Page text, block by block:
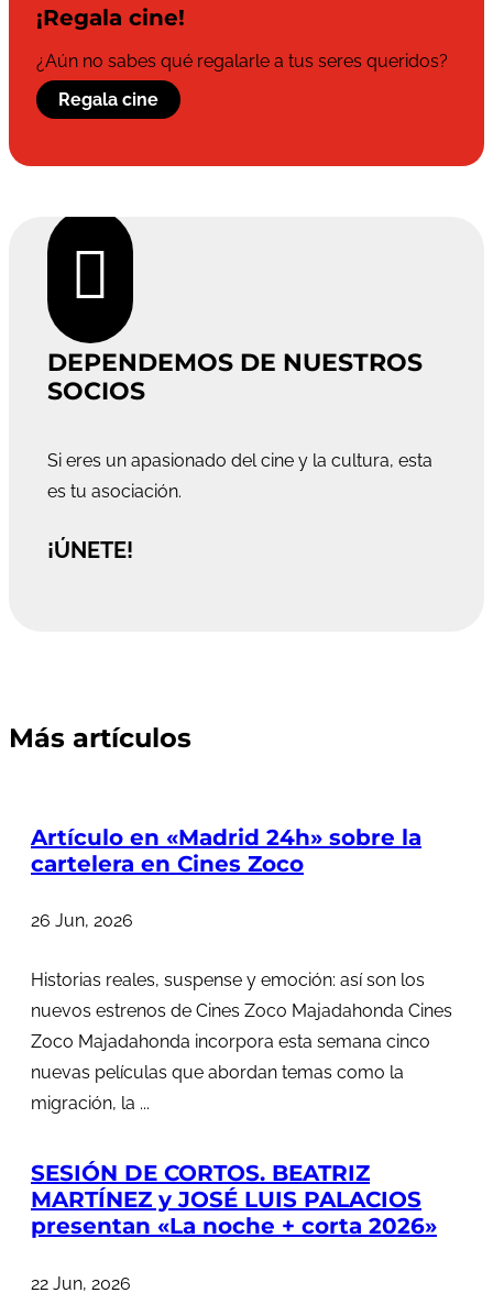
¡Regala cine!
¿Aún no sabes qué regalarle a tus seres queridos?
Regala cine

DEPENDEMOS DE NUESTROS
SOCIOS
Si eres un apasionado del cine y la cultura, esta
es tu asociación.
¡ÚNETE!
Más artículos
Artículo en «Madrid 24h» sobre la
cartelera en Cines Zoco
26 Jun, 2026
Historias reales, suspense y emoción: así son los
nuevos estrenos de Cines Zoco Majadahonda Cines
Zoco Majadahonda incorpora esta semana cinco
nuevas películas que abordan temas como la
migración, la ...
SESIÓN DE CORTOS. BEATRIZ
MARTÍNEZ y JOSÉ LUIS PALACIOS
presentan «La noche + corta 2026»
22 Jun, 2026